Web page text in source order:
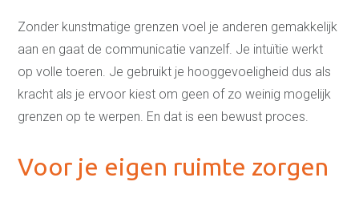
Nieuws en blogs
Veelgestelde vragen
Over ons
Maak kennis met Judith
Alles is communicatie
Relatievaardigheden
Manifest
Zonder kunstmatige grenzen voel je anderen gemakkelijk
aan en gaat de communicatie vanzelf. Je intuïtie werkt
op volle toeren. Je gebruikt je hooggevoeligheid dus als
kracht als je ervoor kiest om geen of zo weinig mogelijk
grenzen op te werpen. En dat is een bewust proces.
Voor je eigen ruimte zorgen